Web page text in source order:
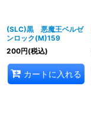
(SLC)黒 悪魔王ベルゼ
ンロック(M)159
200円(税込)
カートに入れる